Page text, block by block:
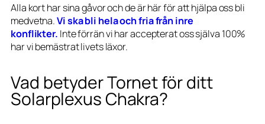
Alla kort har sina gåvor och de är här för att hjälpa oss bli
medvetna.Vi ska bli hela och fria från inre
konflikter. Inte förrän vi har accepterat oss själva 100%
har vi bemästrat livets läxor.
Vad betyder Tornet för ditt
Solarplexus Chakra?